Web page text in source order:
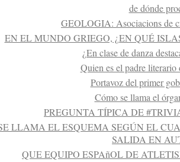
de dónde
GEOLOGIA: Asociacions de
EN EL MUNDO GRIEGO, ¿EN QUÉ
¿En clase de danza
Quien es el padre
Portavoz del primer
Cómo se llama el
PREGUNTA TÍPICA DE
LLAMA EL ESQUEMA SEGÚN EL
SALIDA EN
QUE EQUIPO ESPAñOL DE